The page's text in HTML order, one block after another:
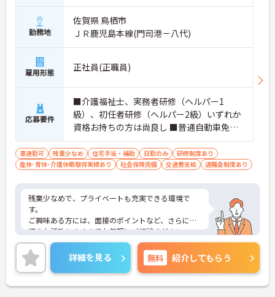
勤務地
佐賀県 鳥栖市
ＪＲ鹿児島本線(門司港－八代)
雇用形態 正社員(正職員)
応募要件
■介護福祉士、実務者研修（ヘルパー1
級）、初任者研修（ヘルパー2級）いずれか
資格お持ちの方は尚良し ■普通自動車免許
(AT限定可)お持ちの方 ※未経験者、無資格
者応相談
車通勤可 残業少なめ 住宅手当・補助 日勤のみ
研修制度あり
産休･育休･介護休暇取得実績あり
社会保険完備 交通費支給 退職金制度あり
残業少なめで、プライベートも充実できる環境で
す。
ご興味ある方には、面接のポイントなど、さらに詳
細をお話致しますのでお気軽にご相談ください。
詳細を見る 無料 紹介してもらう